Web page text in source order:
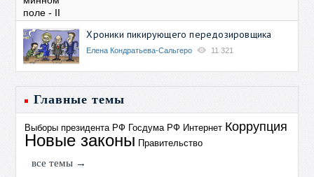
Хроники пикирующего передозировщика
Елена Кондратьева-Сальгеро 11 321
Главные темы
Выборы президента РФ Госдума РФ Интернет Коррупция
Новые законы Правительство
все темы →